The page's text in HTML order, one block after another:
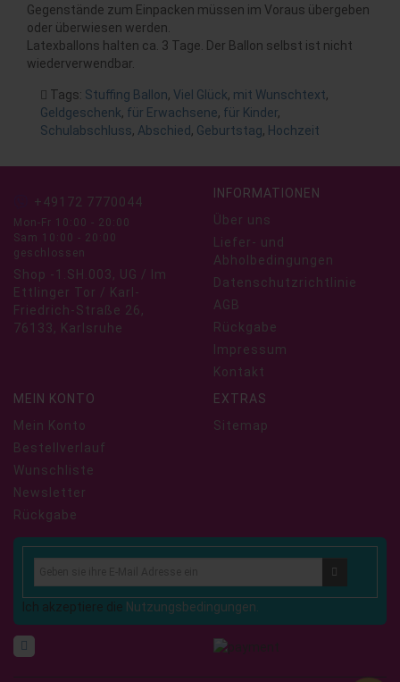
Gegenstände zum Einpacken müssen im Voraus übergeben
oder überwiesen werden.
Latexballons halten ca. 3 Tage. Der Ballon selbst ist nicht
wiederverwendbar.
Tags: Stuffing Ballon, Viel Glück, mit Wunschtext,
Geldgeschenk, für Erwachsene, für Kinder,
Schulabschluss, Abschied , Geburtstag, Hochzeit
+49172 7770044
Mon-Fr 10:00 - 20:00
Sam 10:00 - 20:00
geschlossen
Shop -1.SH.003, UG / Im
Ettlinger Tor / Karl-
Friedrich-Straße 26,
76133, Karlsruhe
INFORMATIONEN
Über uns
Liefer- und
Abholbedingungen
Datenschutzrichtlinie
AGB
Rückgabe
Impressum
Kontakt
MEIN KONTO
Mein Konto
Bestellverlauf
Wunschliste
Newsletter
Rückgabe
EXTRAS
Sitemap
Ich akzeptiere die Nutzungsbedingungen.